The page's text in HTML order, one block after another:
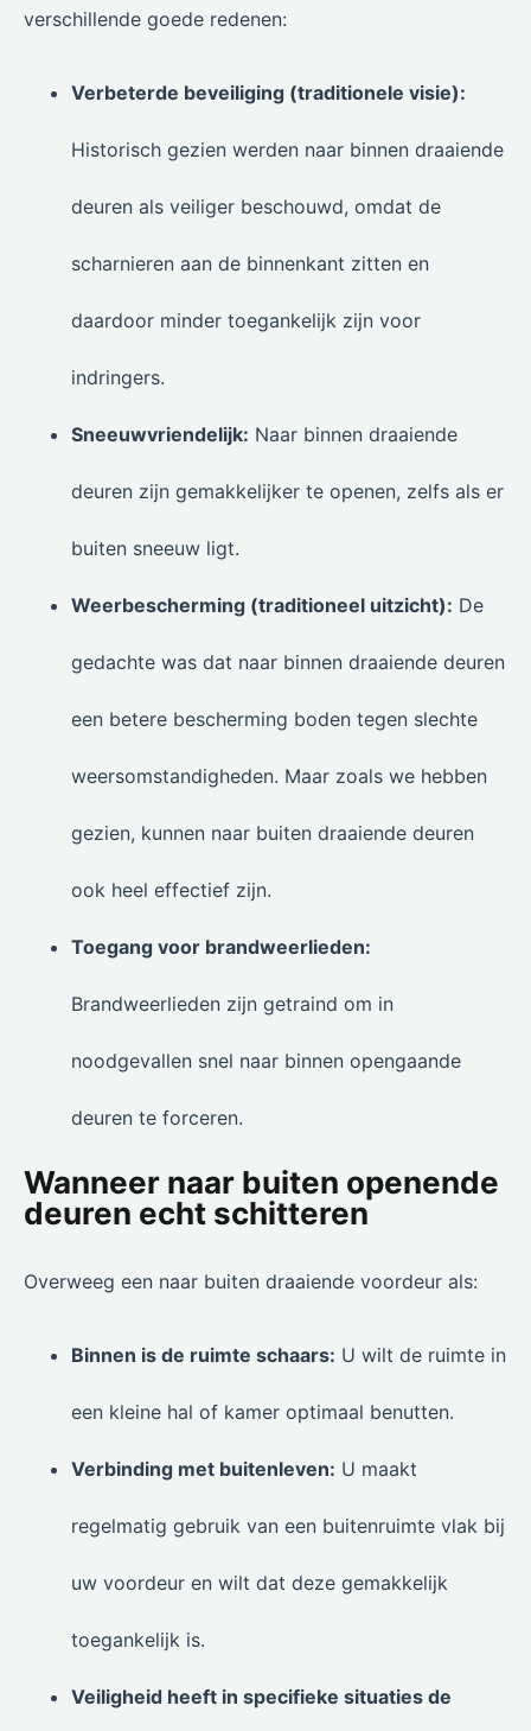
verschillende goede redenen:
Verbeterde beveiliging (traditionele visie):
Historisch gezien werden naar binnen draaiende
deuren als veiliger beschouwd, omdat de
scharnieren aan de binnenkant zitten en
daardoor minder toegankelijk zijn voor
indringers.
Sneeuwvriendelijk: Naar binnen draaiende
deuren zijn gemakkelijker te openen, zelfs als er
buiten sneeuw ligt.
Weerbescherming (traditioneel uitzicht): De
gedachte was dat naar binnen draaiende deuren
een betere bescherming boden tegen slechte
weersomstandigheden. Maar zoals we hebben
gezien, kunnen naar buiten draaiende deuren
ook heel effectief zijn.
Toegang voor brandweerlieden:
Brandweerlieden zijn getraind om in
noodgevallen snel naar binnen opengaande
deuren te forceren.
Wanneer naar buiten openende
deuren echt schitteren
Overweeg een naar buiten draaiende voordeur als:
Binnen is de ruimte schaars: U wilt de ruimte in
een kleine hal of kamer optimaal benutten.
Verbinding met buitenleven: U maakt
regelmatig gebruik van een buitenruimte vlak bij
uw voordeur en wilt dat deze gemakkelijk
toegankelijk is.
Veiligheid heeft in specifieke situaties de